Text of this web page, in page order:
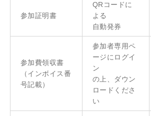
参加証明書
QRコードに
よる
自動発券
参加費領収書
（インボイス番
号記載）
参加者専用ペ
ージにログイ
ン
の上、ダウン
ロードくださ
い